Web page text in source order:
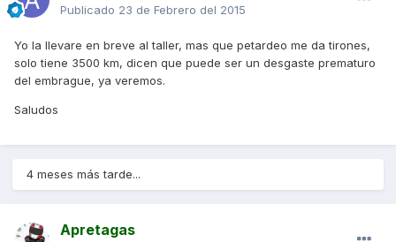
Publicado 23 de Febrero del 2015
Yo la llevare en breve al taller, mas que petardeo me da tirones,
solo tiene 3500 km, dicen que puede ser un desgaste prematuro
del embrague, ya veremos.
Saludos
4 meses más tarde...
Apretagas